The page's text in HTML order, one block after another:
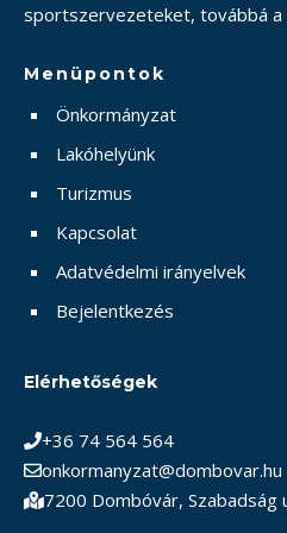
sportszervezeteket, továbbá a
Menüpontok
Önkormányzat
Lakóhelyünk
Turizmus
Kapcsolat
Adatvédelmi irányelvek
Bejelentkezés
Elérhetőségek
+36 74 564 564
onkormanyzat@dombovar.hu
7200 Dombóvár, Szabadság